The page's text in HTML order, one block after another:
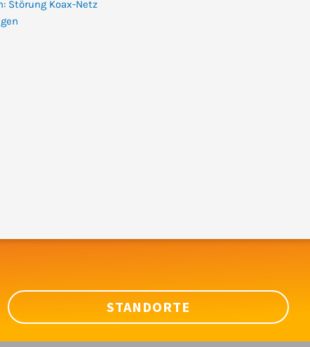
Störung Koax-Netz
STANDORTE